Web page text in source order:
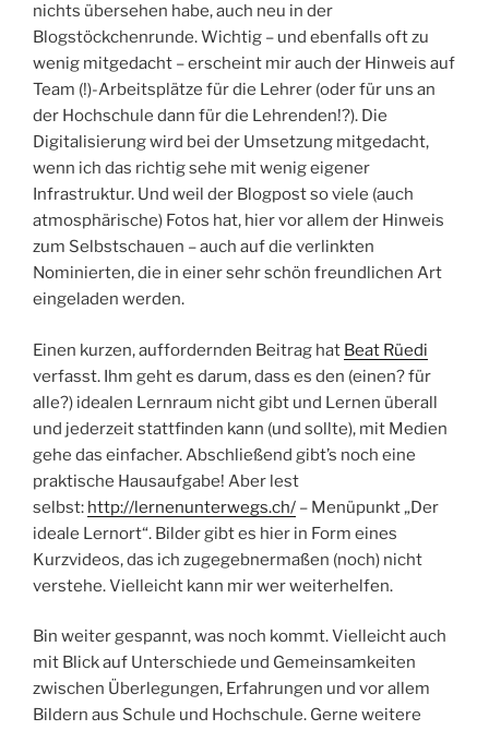
nichts übersehen habe, auch neu in der
Blogstöckchenrunde. Wichtig – und ebenfalls oft zu
wenig mitgedacht – erscheint mir auch der Hinweis auf
Team (!)-Arbeitsplätze für die Lehrer (oder für uns an
der Hochschule dann für die Lehrenden!?). Die
Digitalisierung wird bei der Umsetzung mitgedacht,
wenn ich das richtig sehe mit wenig eigener
Infrastruktur. Und weil der Blogpost so viele (auch
atmosphärische) Fotos hat, hier vor allem der Hinweis
zum Selbstschauen – auch auf die verlinkten
Nominierten, die in einer sehr schön freundlichen Art
eingeladen werden.
Einen kurzen, auffordernden Beitrag hat Beat Rüedi
verfasst. Ihm geht es darum, dass es den (einen? für
alle?) idealen Lernraum nicht gibt und Lernen überall
und jederzeit stattfinden kann (und sollte), mit Medien
gehe das einfacher. Abschließend gibt’s noch eine
praktische Hausaufgabe! Aber lest
selbst: http://lernenunterwegs.ch/ – Menüpunkt „Der
ideale Lernort“. Bilder gibt es hier in Form eines
Kurzvideos, das ich zugegebnermaßen (noch) nicht
verstehe. Vielleicht kann mir wer weiterhelfen.
Bin weiter gespannt, was noch kommt. Vielleicht auch
mit Blick auf Unterschiede und Gemeinsamkeiten
zwischen Überlegungen, Erfahrungen und vor allem
Bildern aus Schule und Hochschule. Gerne weitere